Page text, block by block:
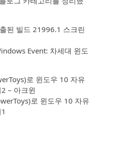
된 빌드 21996.1 스크린
Event: 차세대 윈도
로 윈도우 10 자유
– 아크윈
로 윈도우 10 자유